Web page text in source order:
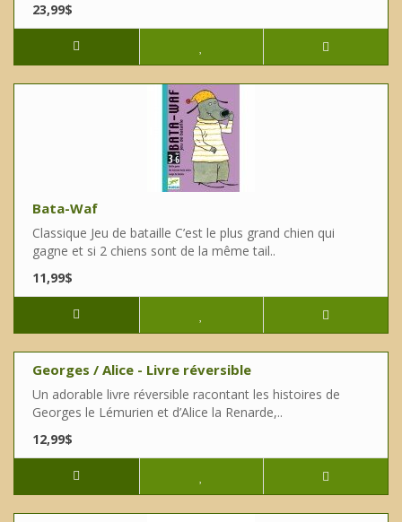
23,99$
Bata-Waf
Classique Jeu de bataille C’est le plus grand chien qui
gagne et si 2 chiens sont de la même tail..
11,99$
Georges / Alice - Livre réversible
Un adorable livre réversible racontant les histoires de
Georges le Lémurien et d’Alice la Renarde,..
12,99$